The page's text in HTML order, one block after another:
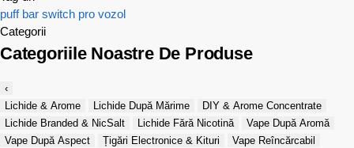
puff bar switch pro vozol
Categorii
Categoriile Noastre De Produse
‹
Lichide & Arome
Lichide După Mărime
DIY & Arome Concentrate
Lichide Branded & NicSalt
Lichide Fără Nicotină
Vape După Aromă
Vape După Aspect
Țigări Electronice & Kituri
Vape Reîncărcabil